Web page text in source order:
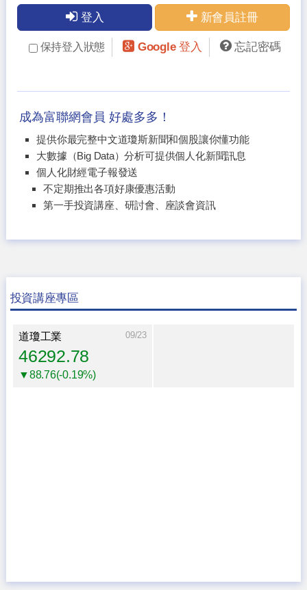
登入 新會員註冊
保持登入狀態 Google 登入 忘記密碼
成為富聯網會員 好處多多！
提供你最完整中文道瓊斯新聞和個股讓你懂功能
大數據（Big Data）分析可提供個人化新聞訊息
個人化財經電子報發送
不定期推出各項好康優惠活動
第一手投資講座、研討會、座談會資訊
投資講座專區
道瓊工業 09/23
46292.78
▼88.76(-0.19%)